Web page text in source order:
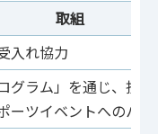
取組
入れ協力
グラム」を通じ、損
ーツイベントへのパ